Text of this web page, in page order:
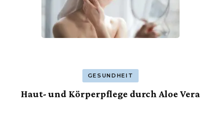
GESUNDHEIT
Haut- und Körperpflege durch Aloe Vera